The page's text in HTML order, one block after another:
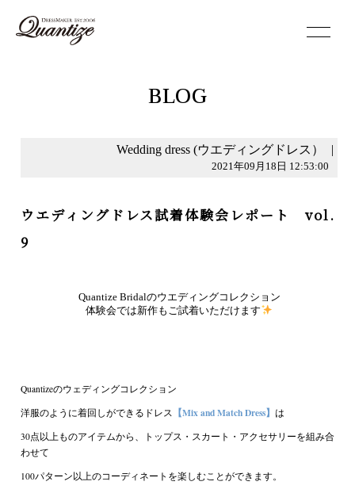
BLOG
Wedding dress (ウエディングドレス） |
2021年09月18日 12:53:00
ウエディングドレス試着体験会レポート vol.
9
Quantize Bridalのウエディングコレクション
体験会では新作もご試着いただけます
Quantizeのウェディングコレクション
洋服のように着回しができるドレス 【Mix and Match Dress】は
30点以上ものアイテムから、トップス・スカート・アクセサリーを組み合
わせて
100パターン以上のコーディネートを楽しむことができます。